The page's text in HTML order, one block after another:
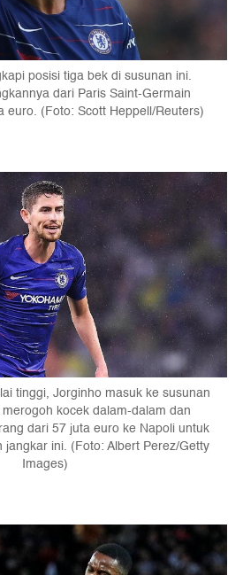
posisi tiga bek di susunan ini.
dari Paris Saint-Germain
euro. (Foto: Scott Heppell/Reuters)
tinggi, Jorginho masuk ke susunan
kocek dalam-dalam dan
dari 57 juta euro ke Napoli untuk
ini. (Foto: Albert Perez/Getty
Images)